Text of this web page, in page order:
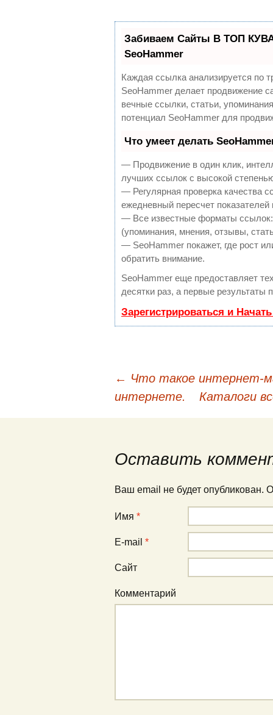
Забиваем Сайты В ТОП
SeoHammer
Каждая ссылка анализируется по
SeoHammer делает продвижение
вечные ссылки, статьи,
потенциал SeoHammer для
Что умеет делать
— Продвижение в один клик,
лучших ссылок с высокой
— Регулярная проверка качества
ежедневный пересчет показателей
— Все известные форматы
(упоминания, мнения, отзывы,
— SeoHammer покажет, где рост
обратить внимание.
SeoHammer еще предоставляет
десятки раз, а первые результаты
Зарегистрироваться и
Навигация по
← Что такое интернет-
интернете.
Каталоги
Оставить
Ваш email не будет опубликован.
Имя *
E-mail *
Сайт
Комментарий